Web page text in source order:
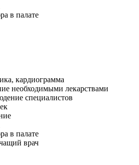
в палате
кардиограмма
необходимыми лекарствами
специалистов
в палате
врач